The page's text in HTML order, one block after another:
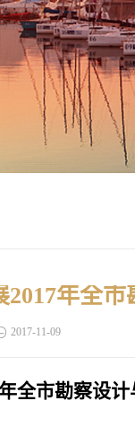
年全
2017-11-09
年全市勘察设